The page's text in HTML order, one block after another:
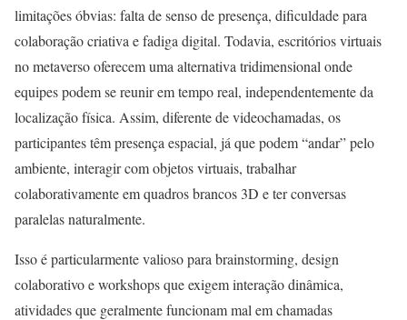
limitações óbvias: falta de senso de presença, dificuldade para
colaboração criativa e fadiga digital. Todavia, escritórios virtuais
no metaverso oferecem uma alternativa tridimensional onde
equipes podem se reunir em tempo real, independentemente da
localização física. Assim, diferente de videochamadas, os
participantes têm presença espacial, já que podem “andar” pelo
ambiente, interagir com objetos virtuais, trabalhar
colaborativamente em quadros brancos 3D e ter conversas
paralelas naturalmente.
Isso é particularmente valioso para brainstorming, design
colaborativo e workshops que exigem interação dinâmica,
atividades que geralmente funcionam mal em chamadas